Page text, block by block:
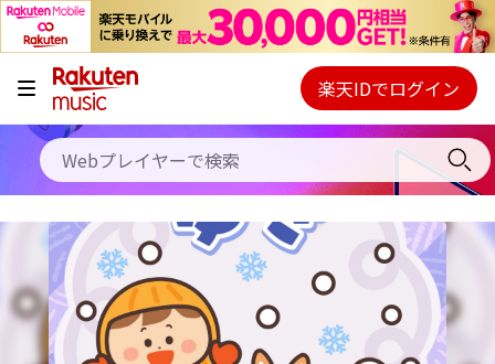
キャンペーン
料金プラン
使い方
初回30日間無料お試し
Webプレイヤー
ご契約内容の確認・変更
楽天IDでログイン